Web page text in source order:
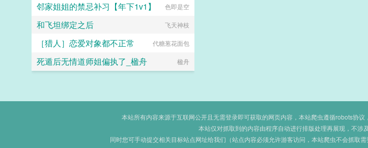
邻家姐姐的禁忌补习【年下1v1】 色即是空
和飞坦绑定之后 飞天神枝
［猎人］恋爱对象都不正常 代糖葱花面包
死遁后无情道师姐偏执了_楹舟 楹舟
本站所有内容来源于互联网公开且无需登录即可获取的网页内容，本站爬虫遵循robots协
本站仅对抓取到的内容由程序自动进行排版处理再展现，不涉
同时您可手动提交相关目标站点网址给我们（站点内容必须允许游客访问，本站爬虫不会抓取